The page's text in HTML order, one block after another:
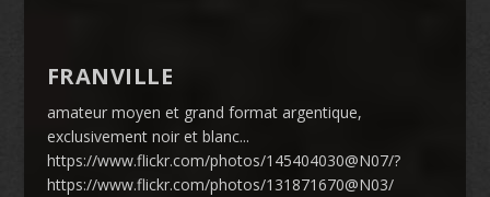
FRANVILLE
amateur moyen et grand format argentique,
exclusivement noir et blanc...
https://www.flickr.com/photos/145404030@N07/?
https://www.flickr.com/photos/131871670@N03/